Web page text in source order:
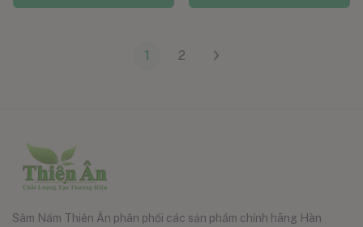
1 2
Sâm Nấm Thiên Ân phân phối các sản phẩm chính hãng Hàn